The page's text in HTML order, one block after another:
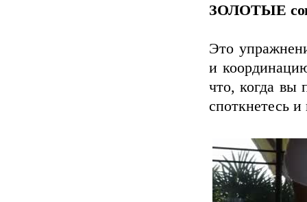
ЗОЛОТЫЕ
Это
и
что, когда вы
споткнетесь